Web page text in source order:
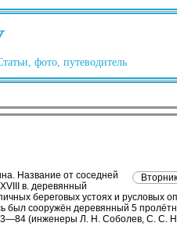
фото, путеводитель
Название от соседней
в. деревянный
береговых устоях и русловых
был сооружён деревянный 5
(инженеры Л. Н. Соболев, С. С.